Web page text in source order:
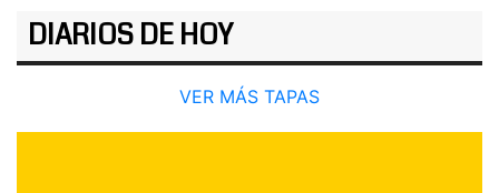
DIARIOS DE HOY
VER MÁS TAPAS